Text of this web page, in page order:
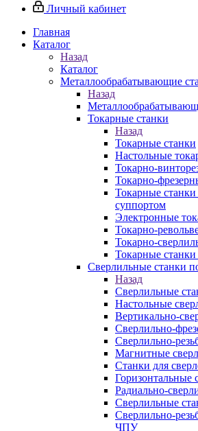
Личный кабинет
Главная
Каталог
Назад
Каталог
Металлообрабатывающие
Назад
Токарные станки
Назад
Токарные станки
Настольные
Токарно-
Токарно-
Токарные
суппортом
Электронные
Токарно-
Токарно-
Токарные
Сверлильные станки
Назад
Сверлильные
Настольные
Вертикально-
Сверлильно-
Сверлильно-
Магнитные
Станки для
Горизонтальные
Радиально-
Сверлильные
Сверлильно-
ЧПУ